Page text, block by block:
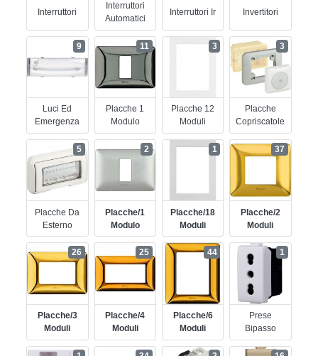
Interruttori
Interruttori
Automatici
Interruttori Ir Invertitori
Luci Ed
Emergenza
9
Placche 1
Modulo
11
Placche 12
Moduli
3
Placche
Copriscatole
3
Placche Da
Esterno
5
Placche/1
Modulo
2
Placche/18
Moduli
1
Placche/2
Moduli
37
Placche/3
Moduli
26
Placche/4
Moduli
25
Placche/6
Moduli
44
Prese
Bipasso
1